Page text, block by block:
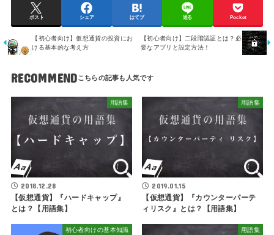
ポスト シェア はてブ 送る Pocket
【初心者向け】仮想通貨の投資にお
ける基本的な考え方
【初心者向け】二段階認証とは？必
要なアプリと設定方法！
RECOMMEND
用語集
2018.12.28
【仮想通貨】『ハードキャップ』
とは？【用語集】
用語集
2019.01.15
【仮想通貨】『カウンターパーテ
ィリスク』とは？【用語集】
初心者向けの基本知識 用語集